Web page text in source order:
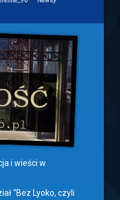
i wieści w
“Bez Lyoko, czyli